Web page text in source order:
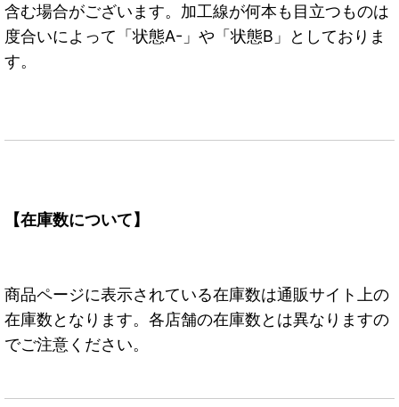
含む場合がございます。加工線が何本も目立つものは
度合いによって「状態A-」や「状態B」としておりま
す。
【在庫数について】
商品ページに表示されている在庫数は通販サイト上の
在庫数となります。各店舗の在庫数とは異なりますの
でご注意ください。